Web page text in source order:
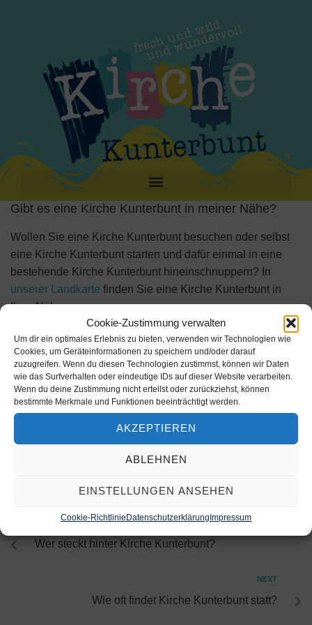
Cookie-Zustimmung verwalten
Um dir ein optimales Erlebnis zu bieten, verwenden wir Technologien wie
Cookies, um Geräteinformationen zu speichern und/oder darauf
zuzugreifen. Wenn du diesen Technologien zustimmst, können wir Daten
wie das Surfverhalten oder eindeutige IDs auf dieser Website verarbeiten.
Wenn du deine Zustimmung nicht erteilst oder zurückziehst, können
bestimmte Merkmale und Funktionen beeinträchtigt werden.
AKZEPTIEREN
ABLEHNEN
EINSTELLUNGEN ANSEHEN
Cookie-RichtlinieDatenschutzerklärungImpressum
Gibt es eine Kirche Kunterbunt in meiner Nähe?
Wollen Sie eine Kirche Kunterbunt besuchen oder selbst
eine Kirche Kunterbunt starten und dafür einmal in eine
bestehende Kirche Kunterbunt hineinschnuppern? In
unserer Landkarte finden Sie eine Kirche Kunterbunt in
Ihrer Nähe.
ROLFKRUEGER
PREVIOUS
Wer steckt hinter Kirche Kunterbunt?
NEXT
Wie oft findet Kirche Kunterbunt statt?